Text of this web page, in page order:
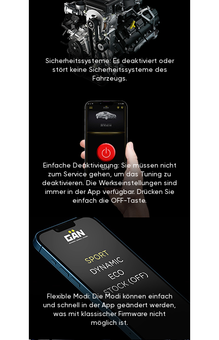
Sicherheitssysteme: Es deaktiviert oder
stört keine Sicherheitssysteme des
Fahrzeugs.
Einfache Deaktivierung: Sie müssen nicht
zum Service gehen, um das Tuning zu
deaktivieren. Die Werkseinstellungen sind
immer in der App verfügbar. Drücken Sie
einfach die OFF-Taste.
Flexible Modi: Die Modi können einfach
und schnell in der App geändert werden,
was mit klassischer Firmware nicht
möglich ist.